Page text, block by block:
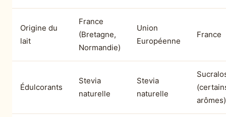
Origine du
lait
France
(Bretagne,
Normandie)
Union
Européenne
France
Édulcorants
Stevia
naturelle
Stevia
naturelle
arômes)